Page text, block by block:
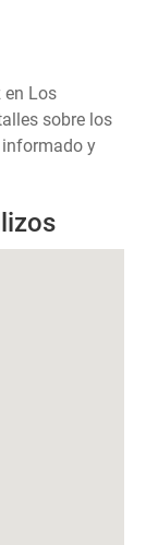
en Los
sobre los
y